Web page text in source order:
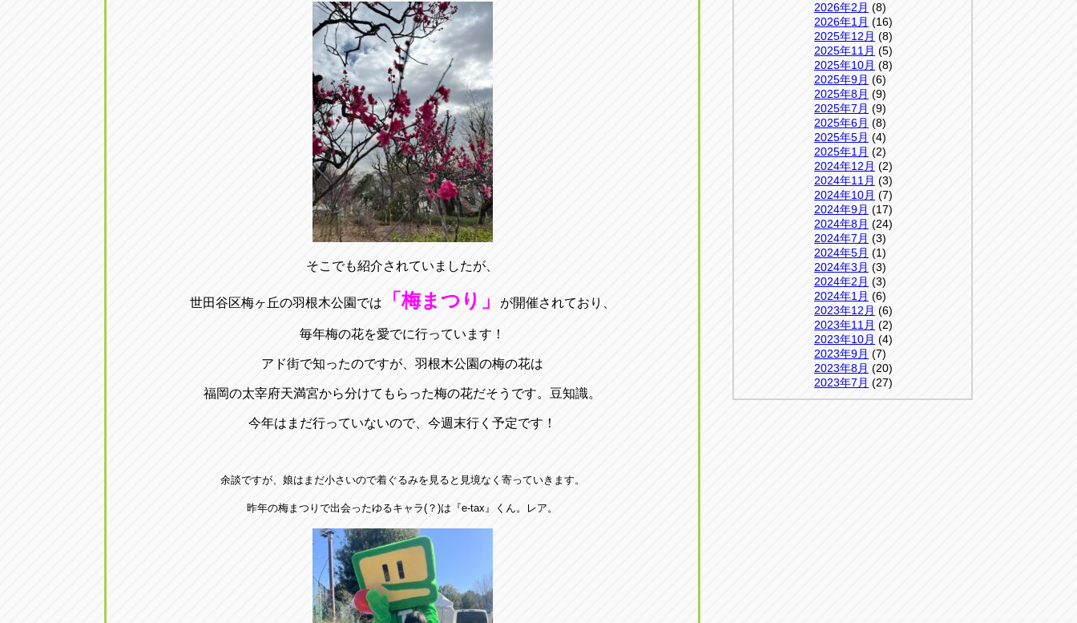
そこでも紹介されていましたが、
世田谷区梅ヶ丘の羽根木公園では 「梅まつり」 が開催されており、
毎年梅の花を愛でに行っています！
アド街で知ったのですが、羽根木公園の梅の花は
福岡の太宰府天満宮から分けてもらった梅の花だそうです。豆知識。
今年はまだ行っていないので、今週末行く予定です！
余談ですが、娘はまだ小さいので着ぐるみを見ると見境なく寄っていきます。
昨年の梅まつりで出会ったゆるキャラ(？)は『e-tax』くん。レア。
2026年2月 (8)
2026年1月 (16)
2025年12月 (8)
2025年11月 (5)
2025年10月 (8)
2025年9月 (6)
2025年8月 (9)
2025年7月 (9)
2025年6月 (8)
2025年5月 (4)
2025年1月 (2)
2024年12月 (2)
2024年11月 (3)
2024年10月 (7)
2024年9月 (17)
2024年8月 (24)
2024年7月 (3)
2024年5月 (1)
2024年3月 (3)
2024年2月 (3)
2024年1月 (6)
2023年12月 (6)
2023年11月 (2)
2023年10月 (4)
2023年9月 (7)
2023年8月 (20)
2023年7月 (27)